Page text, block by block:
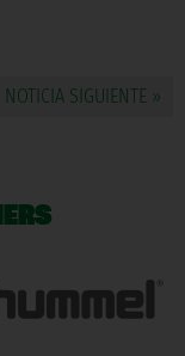
NOTICIA SIGUIENTE »